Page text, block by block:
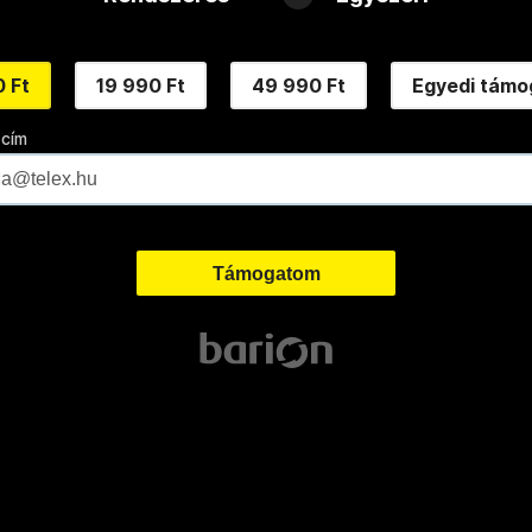
Ft 19 990 Ft 49 990 Ft Egyedi